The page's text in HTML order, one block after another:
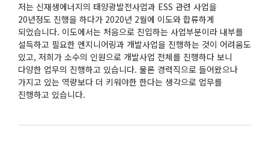
저는 신재생에너지의 태양광발전사업과 ESS 관련 사업을
20년정도 진행을 하다가 2020년 2월에 이도와 합류하게
되었습니다. 이도에서는 처음으로 진입하는 사업부분이라 내부를
설득하고 필요한 엔지니어링과 개발사업을 진행하는 것이 어려움도
있고, 저희가 소수의 인원으로 개발사업 전체를 진행하다 보니
다양한 업무의 진행하고 있습니다. 물론 경력직으로 들어왔으나
가지고 있는 역량보다 더 키워야한 한다는 생각으로 업무를
진행하고 있습니다.